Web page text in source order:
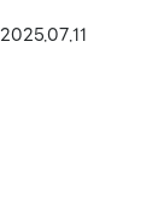
2025.07.11